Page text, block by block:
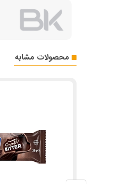
محصولات مشابه